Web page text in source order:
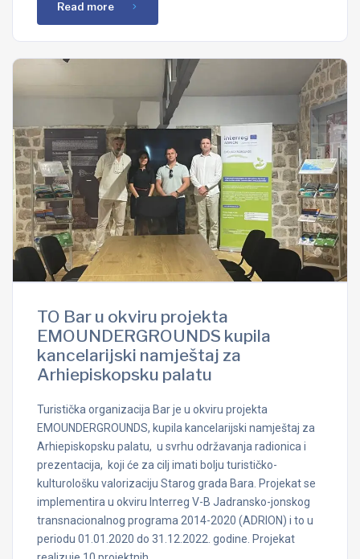
Read more
TO Bar u okviru projekta
EMOUNDERGROUNDS kupila
kancelarijski namještaj za
Arhiepiskopsku palatu
Turistička organizacija Bar je u okviru projekta
EMOUNDERGROUNDS, kupila kancelarijski namještaj za
Arhiepiskopsku palatu, u svrhu održavanja radionica i
prezentacija, koji će za cilj imati bolju turističko-
kulturološku valorizaciju Starog grada Bara. Projekat se
implementira u okviru Interreg V-B Jadransko-jonskog
transnacionalnog programa 2014-2020 (ADRION) i to u
periodu 01.01.2020 do 31.12.2022. godine. Projekat